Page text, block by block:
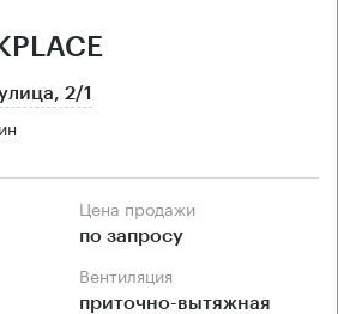
2/1
Цена продажи
по запросу
Вентиляция
приточно-вытяжная